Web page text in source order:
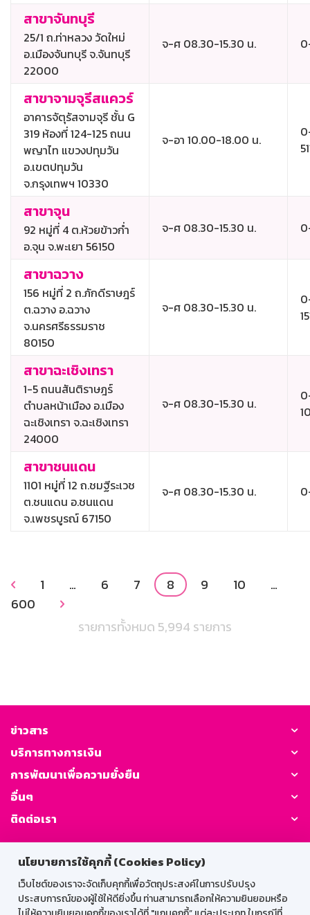
นโยบายการใช้คุกกี้ (Cookies Policy)
เว็บไซต์ของเราจะจัดเก็บคุกกี้เพื่อวัตถุประสงค์ในการปรับปรุง
ประสบการณ์ของผู้ใช้ให้ดียิ่งขึ้น ท่านสามารถเลือกให้ความยินยอมหรือ
สาขาจันทบุรี
25/1 ถ.ท่าหลวง วัดใหม่
อ.เมืองจันทบุรี จ.จันทบุรี
22000
จ-ศ 08.30-15.30 น.
สาขาจามจุรีสแควร์
อาคารจัตุรัสจามจุรี ชั้น G
319 ห้องที่ 124-125 ถนน
พญาไท แขวงปทุมวัน
อ.เขตปทุมวัน
จ.กรุงเทพฯ 10330
จ-อา 10.00-18.00 น.
สาขาจุน
92 หมู่ที่ 4 ต.ห้วยข้าวก่ำ
อ.จุน จ.พะเยา 56150
จ-ศ 08.30-15.30 น.
สาขาฉวาง
156 หมู่ที่ 2 ถ.ภักดีราษฎร์
ต.ฉวาง อ.ฉวาง
จ.นครศรีธรรมราช
80150
จ-ศ 08.30-15.30 น.
สาขาฉะเชิงเทรา
1-5 ถนนสันติราษฎร์
ตำบลหน้าเมือง อ.เมือง
ฉะเชิงเทรา จ.ฉะเชิงเทรา
24000
จ-ศ 08.30-15.30 น.
สาขาชนแดน
1101 หมู่ที่ 12 ถ.ชมฐีระเวช
ต.ชนแดน อ.ชนแดน
จ.เพชรบูรณ์ 67150
จ-ศ 08.30-15.30 น.
 1 … 6 7 8 9 10
…
600

รายการทั้งหมด 5,994 รายการ
ข่าวสาร
บริการทางการเงิน
การพัฒนาเพื่อความยั่งยืน
อื่นๆ
ติดต่อเรา
GSB Society:
สำหรับพนักงาน